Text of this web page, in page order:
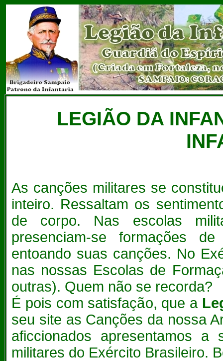
LEGIÃO DA
As canções militares se
inteiro. Ressaltam os
de corpo. Nas escolas
presenciam-se formações
entoando suas canções. No
nas nossas Escolas de
outras). Quem não se recorda?
É pois com satisfação, que a
seu site as Canções da nossa
aficcionados apresentamos
militares do Exército Brasileiro.